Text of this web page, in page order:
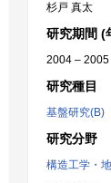
杉戸 真太
研究期間 (
2004 – 2005
研究種目
基盤研究(B)
研究分野
構造工学・